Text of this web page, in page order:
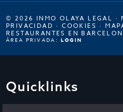
© 2026 INMO OLAYA LEGAL ·
PRIVACIDAD ·COOKIES ·
RESTAURANTES EN
ÁREA PRIVADA: LOGIN
Quicklinks